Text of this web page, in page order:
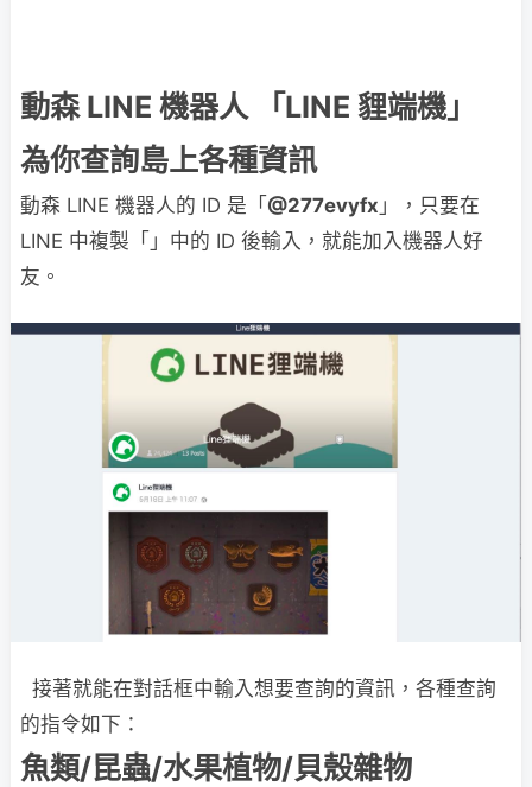
動森 LINE 機器人 「LINE 貍端機」
為你查詢島上各種資訊
動森 LINE 機器人的 ID 是「 @277evyfx 」，只要在
LINE 中複製「」中的 ID 後輸入，就能加入機器人好
友。
接著就能在對話框中輸入想要查詢的資訊，各種查詢
的指令如下：
魚類/昆蟲/水果植物/貝殼雜物